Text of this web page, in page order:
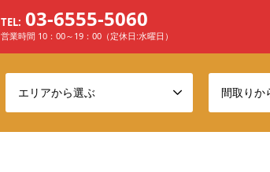
TEL: 03-6555-5060
営業時間 10：00～19：00（定休日:水曜日）
エリアから選ぶ 間取りか